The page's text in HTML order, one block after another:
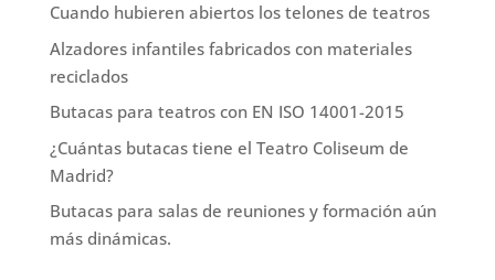
Cuando hubieren abiertos los telones de teatros
Alzadores infantiles fabricados con materiales
reciclados
Butacas para teatros con EN ISO 14001-2015
¿Cuántas butacas tiene el Teatro Coliseum de
Madrid?
Butacas para salas de reuniones y formación aún
más dinámicas.